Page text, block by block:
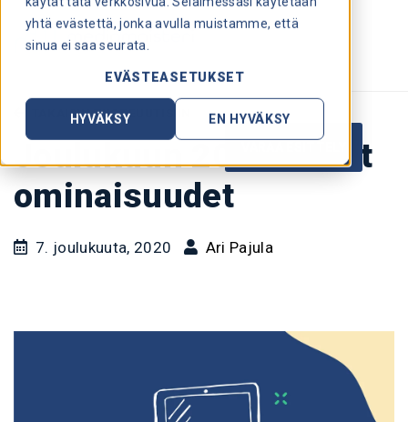
yhtä evästettä, jonka avulla muistamme, että
sinua ei saa seurata.
EVÄSTEASETUKSET
HYVÄKSY EN HYVÄKSY
TAKAISIN TUOTEUUTISIIN
Joulukuun 2020 uudet
ominaisuudet
7. joulukuuta, 2020 Ari Pajula